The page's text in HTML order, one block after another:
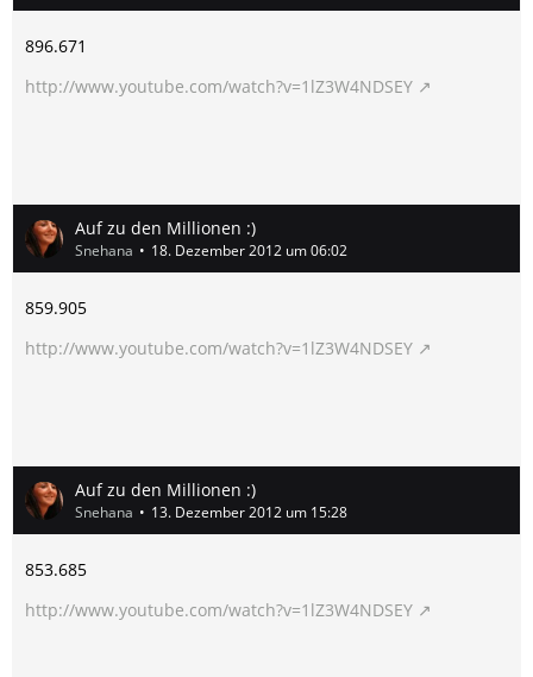
896.671
http://www.youtube.com/watch?v=1lZ3W4NDSEY
Auf zu den Millionen :)
Snehana 18. Dezember 2012 um 06:02
859.905
http://www.youtube.com/watch?v=1lZ3W4NDSEY
Auf zu den Millionen :)
Snehana 13. Dezember 2012 um 15:28
853.685
http://www.youtube.com/watch?v=1lZ3W4NDSEY